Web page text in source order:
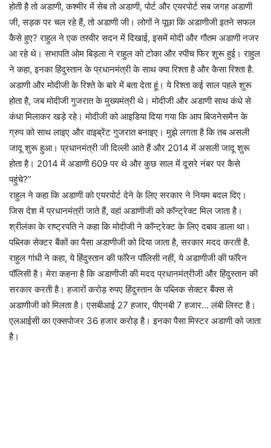
होती है तो अडाणी, कश्मीर में सेब तो अडाणी, पोर्ट और एयरपोर्ट सब जगह अडाणी
जी, सड़क पर चल रहे हैं, तो अडाणी जी। लोगों ने पूछा कि अडाणीजी इतने सफल
कैसे हुए? राहुल ने एक तस्वीर सदन में दिखाई, इसमें मोदी और गौतम अडाणी नजर
आ रहे थे। सभापति ओम बिड़ला ने राहुल को टोका और स्पीच फिर शुरू हुई। राहुल
ने कहा, इनका हिंदुस्तान के प्रधानमंत्री के साथ क्या रिश्ता है और कैसा रिश्ता है.
अडाणी और मोदीजी के रिश्ते के बारे में बता देता हूं। ये रिश्ता कई साल पहले शुरू
होता है, जब मोदीजी गुजरात के मुख्यमंत्री थे। मोदीजी और अडाणी साथ कंधे से
कंधा मिलाकर खड़े रहे। मोदीजी को आइडिया दिया गया कि आप बिजनेसमैन के
ग्रुप को साथ लाइए और वाइब्रेंट गुजरात बनाइए। मुझे लगता है कि तब असली
जादू शुरू हुआ। प्रधानमंत्री जी दिल्ली आते हैं और 2014 में असली जादू शुरू
होता है। 2014 में अडाणी 609 पर थे और कुछ साल में दूसरे नंबर पर कैसे
पहुंचे?”
राहुल ने कहा कि अडाणी को एयरपोर्ट देने के लिए सरकार ने नियम बदल दिए।
जिस देश में प्रधानमंत्री जाते हैं, वहां अडाणीजी को कॉन्ट्रेक्ट मिल जाता है।
श्रीलंका के राष्ट्रपति ने कहा कि मोदीजी ने कॉन्ट्रेक्ट के लिए दबाव डाला था।
पब्लिक सेक्टर बैंकों का पैसा अडाणीजी को दिया जाता है, सरकार मदद करती है.
राहुल गांधी ने कहा, ये हिंदुस्तान की फॉरेन पॉलिसी नहीं, ये अडाणीजी की फॉरेन
पॉलिसी है। मेरा कहना है कि अडाणीजी की मदद प्रधानमंत्रीजी और हिंदुस्तान की
सरकार करती है। हजारों करोड़ रुपए हिंदुस्तान के पब्लिक सेक्टर बैंक्स से
अडाणीजी को मिलता है। एसबीआई 27 हजार, पीएनबी 7 हजार… लंबी लिस्ट है।
एलआईसी का एक्सपोजर 36 हजार करोड़ है। इनका पैसा मिस्टर अडाणी को जाता
है।